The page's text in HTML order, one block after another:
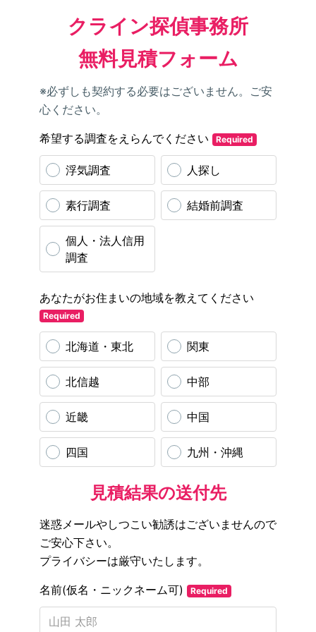
クライン探偵事務所
無料見積フォーム
※必ずしも契約する必要はございません。ご安
心ください。
希望する調査をえらんでください Required
浮気調査 人探し
素行調査 結婚前調査
個人・法人信用
調査
あなたがお住まいの地域を教えてください
Required
北海道・東北 関東
北信越 中部
近畿 中国
四国 九州・沖縄
見積結果の送付先
迷惑メールやしつこい勧誘はございませんので
ご安心下さい。
プライバシーは厳守いたします。
名前(仮名・ニックネーム可) Required